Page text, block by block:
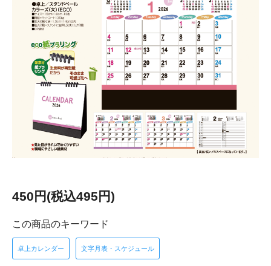
450円(税込495円)
この商品のキーワード
卓上カレンダー 文字月表・スケジュール